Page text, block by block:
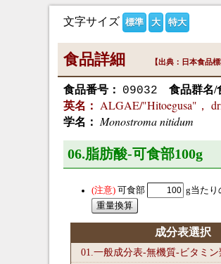
文字サイズ 標準 大 特大
食品詳細 【出典：日本食品
食品番号： 09032 食品群名/
英名：
ALGAE/"Hitoegusa"，
学名： Monostroma nitidum
06.脂肪酸-可食部100g
可食部 g当たり
成分表選択
01.一般成分表-無機質-ビタミン